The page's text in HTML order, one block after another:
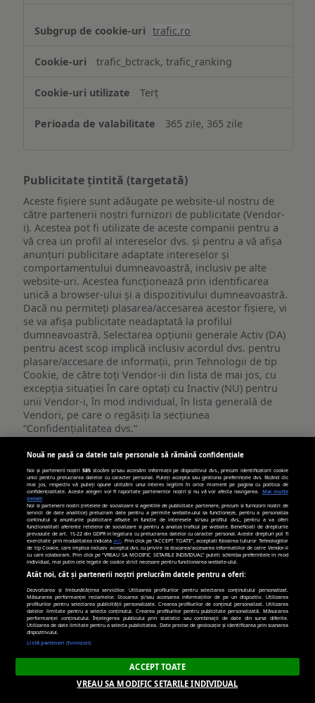
trafic.ro
trafic_bctrack, trafic_ranking
Terț
365 zile, 365 zile
Publicitate țintită (targetată)
Aceste fișiere sunt adăugate pe website-ul nostru de
către partenerii noștri furnizori de publicitate (Vendor-
i). Acestea pot fi utilizate de aceste companii pentru a
vă crea un profil al intereselor dvs. și pentru a vă afișa
anunțuri publicitare adaptate intereselor și
comportamentului dumneavoastră, inclusiv pe alte
website-uri. Acestea funcționează prin identificarea
unică a browser-ului și a dispozitivului dumneavoastră.
Dacă nu permiteți plasarea/accesarea acestor fișiere, vi
se va afișa publicitate neadaptată la profilul
dumneavoastră. Selectarea opțiunii generale Activ (DA)
pentru acest scop implică inclusiv acordul dvs. pentru
plasare/accesare de informații, prin Tehnologii de tip
Cookie, de către toți Vendor-ii din lista de mai jos, cu
excepția situației în care optați cu Inactiv (NU) pentru
unii Vendor-i, în mod individual, în lista generală de
Vendori, pe care o regăsiți la secțiunea
“Confidențialitatea dvs.”
Publicitate
țintită
(targetată)
viata-libera.ro
__gpi,_cc_id
Primare
389 zile, 269 zile
turn.com
uid
Terț
179 zile
Nouă ne pasă ca datele tale personale să rămână confidențiale
Noi și partenerii noștri585 stocăm și/sau accesăm informații pe dispozitivul dvs., precum identificatorii cookie
unici pentru prelucrarea datelor cu caracter personal. Puteți accepta sau gestiona preferințele dvs. făcând clic
mai jos, respectiv vă puteți opune utilizării unui interes legitim în orice moment pe pagina cu politica de
confidențialitate. Aceste alegeri vor fi raportate partenerilor noștri și nu vă vor afecta navigarea.
Mai multe
detalii
Noi si partenerii nostri (retelele de socializare si agentiile de publicitate partenere, precum si furnizorii nostri de
servicii de date analitice) prelucram date pentru a permite website-ului sa functioneze, pentru a personaliza
continutul si anunturile publicitare afisate in functie de interesele si/sau profilul dvs., pentru a va oferi
functionalitati aferente retelelor de socializare si pentru a analiza traficul pe website. Beneficiati de drepturile
prevazute de art. 15-22 din GDPR in legatura cu prelucrarea datelor cu caracter personal. Aceste drepturi pot fi
exercitate prin modalitatea indicataaici . Prin click pe “ACCEPT TOATE”, acceptati folosirea tuturor Tehnologiilor
de tip Cookie, care implica inclusiv acceptul dvs. cu privire la stocarea/accesarea informatiilor de catre Vendor-ii
cu care colaboram. Prin click pe “VREAU SA MODIFIC SETARILE INDIVIDUAL” puteti schimba preferintele in mod
individual, mai putin cele legate de cookie strict necesare pentru functionarea website-ului.
Atât noi, cât și partenerii noștri prelucrăm datele pentru a oferi:
Dezvoltarea și îmbunătățirea serviciilor. Utilizarea profilurilor pentru selectarea conținutului personalizat.
Măsurarea performanței reclamelor. Stocarea și/sau accesarea informațiilor de pe un dispozitiv. Utilizarea
profilurilor pentru selectarea publicității personalizate. Crearea profilurilor de conținut personalizat. Utilizarea
datelor limitate pentru a selecta conținutul. Crearea profilurilor pentru publicitate personalizată. Măsurarea
performanței conținutului. Înțelegerea publicului prin statistici sau combinații de date din surse diferite.
Utilizarea de date limitate pentru a selecta publicitatea. Date precise de geolocație și identificarea prin scanarea
dispozitivului.
Listă parteneri (furnizori)
ACCEPT TOATE
VREAU SA MODIFIC SETARILE INDIVIDUAL